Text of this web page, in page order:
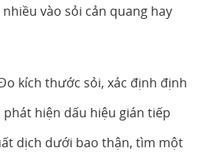
vào sỏi cản quang hay
kích thước sỏi, xác định định
phát hiện dấu hiệu gián tiếp
dịch dưới bao thận, tìm một